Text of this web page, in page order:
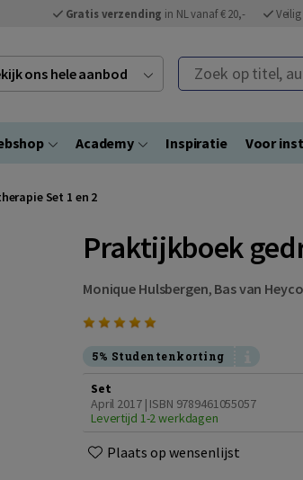
Gratis verzending in NL vanaf € 20,-
ons hele aanbod Zoek op titel,
Academy Inspiratie Voor
Set 1 en 2
Praktijkboek
Monique Hulsbergen, Bas van
5% Studentenkorting
Set
April 2017 | ISBN 9789461055057
Levertijd 1-2 werkdagen
Plaats op wensenlijst